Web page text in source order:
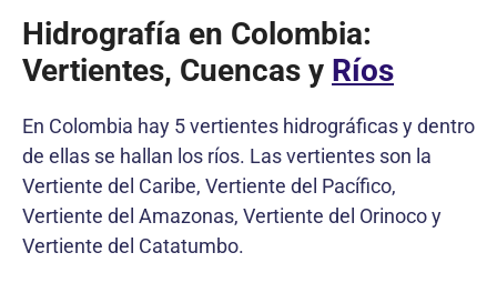
Hidrografía en Colombia:
Vertientes, Cuencas y Ríos
En Colombia hay 5 vertientes hidrográficas y dentro
de ellas se hallan los ríos. Las vertientes son la
Vertiente del Caribe, Vertiente del Pacífico,
Vertiente del Amazonas, Vertiente del Orinoco y
Vertiente del Catatumbo.